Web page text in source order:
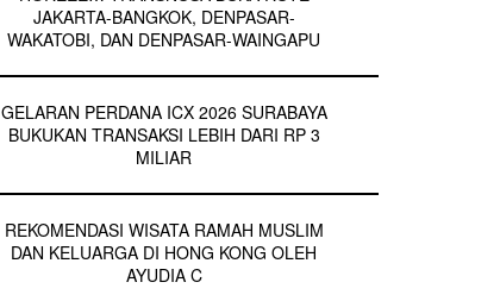
JAKARTA-BANGKOK, DENPASAR-
WAKATOBI, DAN DENPASAR-WAINGAPU
GELARAN PERDANA ICX 2026 SURABAYA
BUKUKAN TRANSAKSI LEBIH DARI RP 3
MILIAR
REKOMENDASI WISATA RAMAH MUSLIM
DAN KELUARGA DI HONG KONG OLEH
AYUDIA C